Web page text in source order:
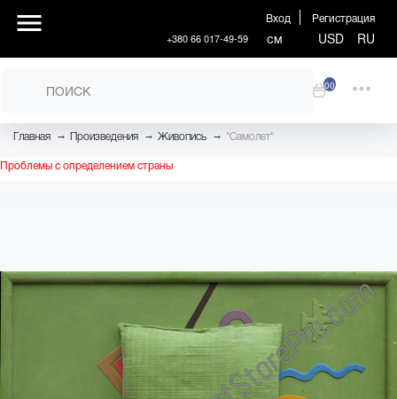
Вход Регистрация
+380 66 017-49-59 см USD RU
00
Главная → Произведения → Живопись → "Самолет"
Проблемы с определением страны